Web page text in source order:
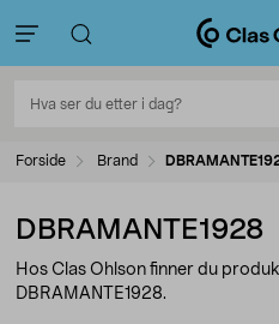
Forside Brand
DBRAMANTE1928
Hos Clas Ohlson finner du
DBRAMANTE1928.